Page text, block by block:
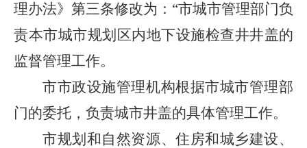
理办法》第三条修改为：“市城市管理部门负
责本市城市规划区内地下设施检查井井盖的
监督管理工作。
市市政设施管理机构根据市城市管理部
门的委托，负责城市井盖的具体管理工作。
市规划和自然资源、住房和城乡建设、